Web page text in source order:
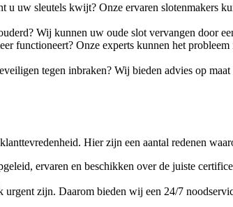
u uw sleutels kwijt? Onze ervaren slotenmakers
Wij kunnen uw oude slot vervangen door
functioneert? Onze experts kunnen het
tegen inbraken? Wij bieden advies op
Hier zijn een aantal redenen
ervaren en beschikken over de juiste
zijn. Daarom bieden wij een 24/7